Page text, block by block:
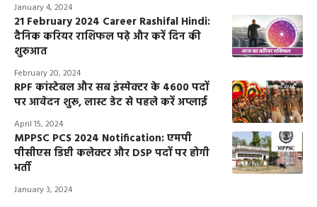
January 4, 2024
21 February 2024 Career Rashifal Hindi:
दैनिक करियर राशिफल पढ़े और करें दिन की
शुरुआत
February 20, 2024
RPF कांस्टेबल और सब इंस्पेक्टर के 4600 पदों
पर आवेदन शुरू, लास्ट डेट से पहले करें अप्लाई
April 15, 2024
MPPSC PCS 2024 Notification: एमपी
पीसीएस डिप्टी कलेक्टर और DSP पदों पर होगी
भर्ती
January 3, 2024